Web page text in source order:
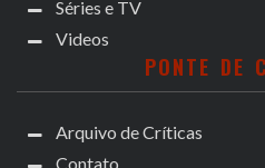
Séries e TV
Videos
PONTE DE
Arquivo de Críticas
Contato